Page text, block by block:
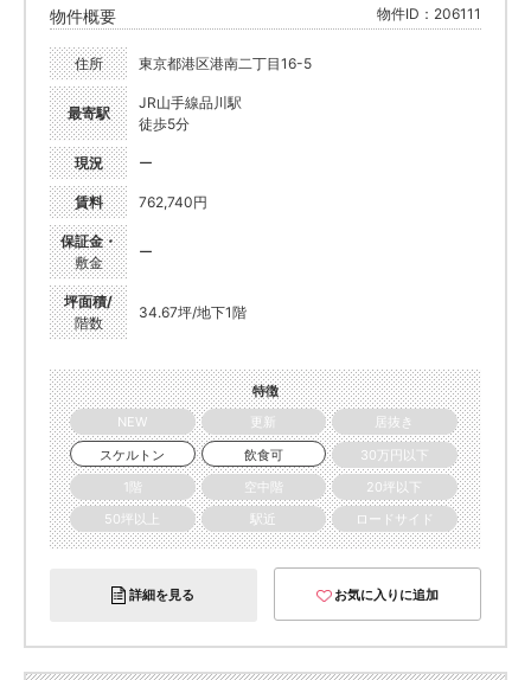
物件概要 物件ID：206111
住所 東京都港区港南二丁目16-5
最寄駅
JR山手線品川駅
徒歩5分
現況 ー
賃料 762,740円
保証金・
敷金
ー
坪面積/
階数
34.67坪/地下1階
特徴
NEW
更新
居抜き
スケルトン
飲食可
30万円以下
1階
空中階
20坪以下
50坪以上
駅近 ロードサイド
詳細を見る お気に入りに追加